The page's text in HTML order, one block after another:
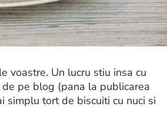
voastre. Un lucru stiu insa cu
pe blog (pana la publicarea
simplu tort de biscuiti cu nuci si